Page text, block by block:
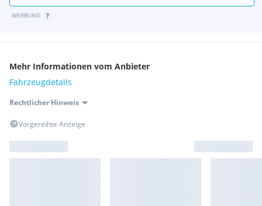
WERBUNG
Mehr Informationen vom Anbieter
Fahrzeugdetails
Rechtlicher Hinweis
Vorgereihte Anzeige